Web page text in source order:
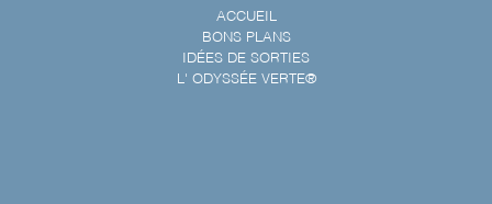
ACCUEIL
BONS PLANS
IDÉES DE SORTIES
L' ODYSSÉE VERTE®